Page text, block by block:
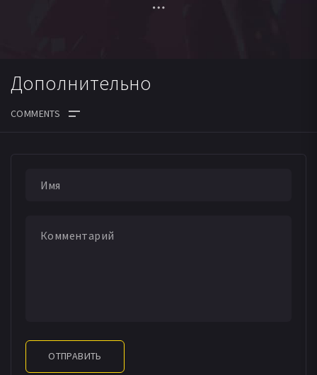
чтобы Карли сообщила им код к сейфу ее дяди...
Дополнительно
ОТПРАВИТЬ